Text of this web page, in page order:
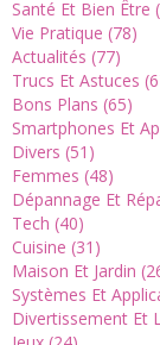
Santé Et Bien Être
Vie Pratique (78)
Actualités (77)
Trucs Et Astuces
Bons Plans (65)
Smartphones Et
Divers (51)
Femmes (48)
Dépannage Et
Tech (40)
Cuisine (31)
Maison Et Jardin
Systèmes Et
Divertissement Et